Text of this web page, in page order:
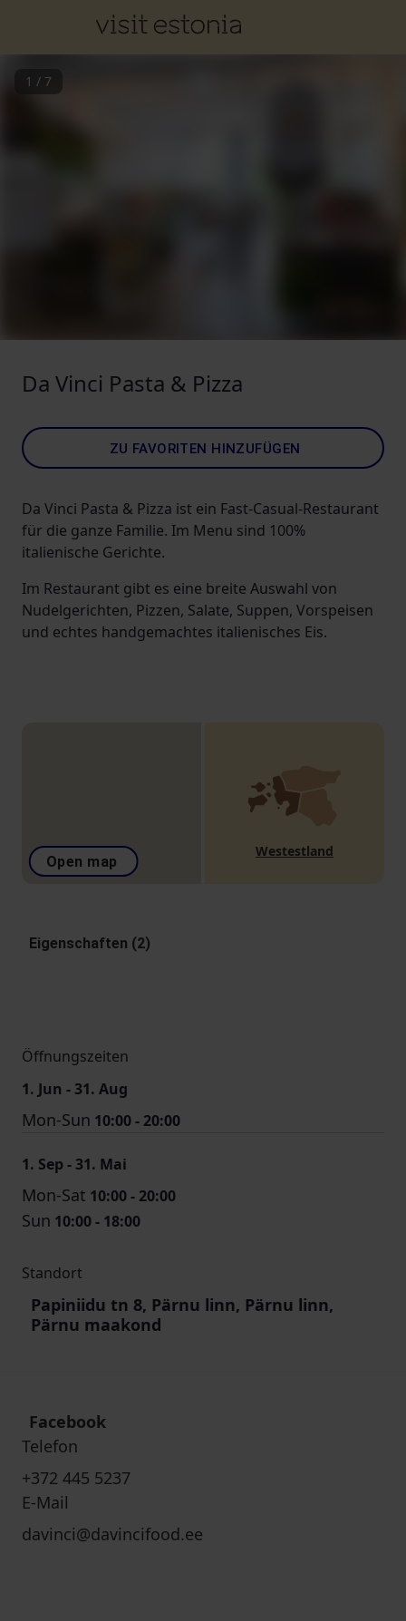
1 / 7
Da Vinci Pasta & Pizza
ZU FAVORITEN HINZUFÜGEN
Da Vinci Pasta & Pizza ist ein Fast-Casual-Restaurant
für die ganze Familie. Im Menu sind 100%
italienische Gerichte.
Im Restaurant gibt es eine breite Auswahl von
Nudelgerichten, Pizzen, Salate, Suppen, Vorspeisen
und echtes handgemachtes italienisches Eis.
Open map
Westestland
Eigenschaften (2)
Öffnungszeiten
1. Jun - 31. Aug
Mon-Sun 10:00 - 20:00
1. Sep - 31. Mai
Mon-Sat 10:00 - 20:00
Sun 10:00 - 18:00
Standort
Papiniidu tn 8, Pärnu linn, Pärnu linn,
Pärnu maakond
Facebook
Telefon
+372 445 5237
E-Mail
davinci@davincifood.ee